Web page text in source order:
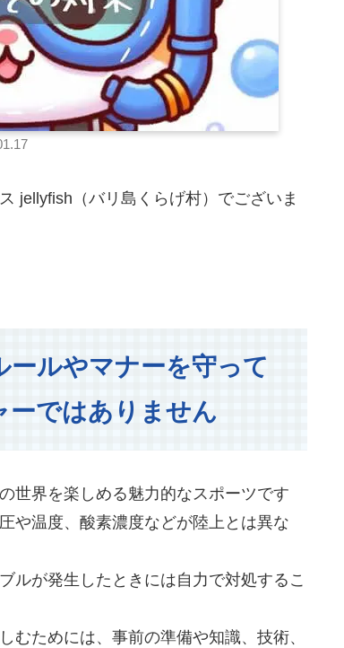
jellyfish（バリ島くらげ村）でございま
ルやマナーを守って
ーではありません
世界を楽しめる魅力的なスポーツです
や温度、酸素濃度などが陸上とは異な
ルが発生したときには自力で対処するこ
むためには、事前の準備や知識、技術、